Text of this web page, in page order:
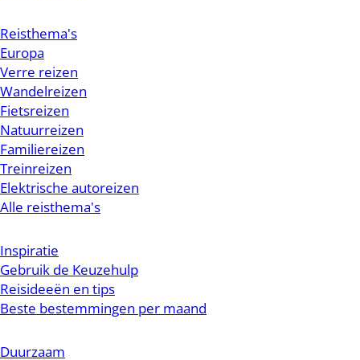
Reisthema's
Europa
Verre reizen
Wandelreizen
Fietsreizen
Natuurreizen
Familiereizen
Treinreizen
Elektrische autoreizen
Alle reisthema's
Inspiratie
Gebruik de Keuzehulp
Reisideeën en tips
Beste bestemmingen per maand
Duurzaam